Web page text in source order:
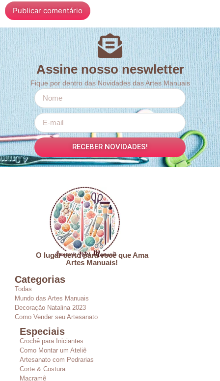
Assine nosso neswletter
Fique por dentro das Novidades das Artes Manuais
RECEBER NOVIDADES!
O lugar certo para você que Ama
Artes Manuais!
Categorias
Todas
Mundo das Artes Manuais
Decoração Natalina 2023
Como Vender seu Artesanato
Especiais
Crochê para Iniciantes
Como Montar um Ateliê
Artesanato com Pedrarias
Corte & Costura
Macramê